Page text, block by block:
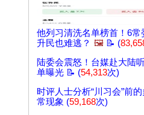
他列习清洗名单榜首！6常
升民也难逃？ 🖼️ 📝 (
陆委会震怒！台媒赴大陆
单曝光 📝 (54,313次)
时评人士分析“川习会”前
常现象 (59,168次)